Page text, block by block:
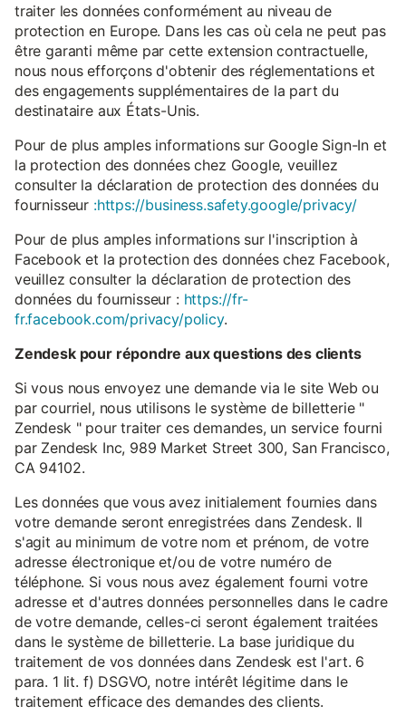
traiter les données conformément au niveau de
protection en Europe. Dans les cas où cela ne peut pas
être garanti même par cette extension contractuelle,
nous nous efforçons d'obtenir des réglementations et
des engagements supplémentaires de la part du
destinataire aux États-Unis.
Pour de plus amples informations sur Google Sign-In et
la protection des données chez Google, veuillez
consulter la déclaration de protection des données du
fournisseur :https://business.safety.google/privacy/
Pour de plus amples informations sur l'inscription à
Facebook et la protection des données chez Facebook,
veuillez consulter la déclaration de protection des
données du fournisseur : https://fr-
fr.facebook.com/privacy/policy.
Zendesk pour répondre aux questions des clients
Si vous nous envoyez une demande via le site Web ou
par courriel, nous utilisons le système de billetterie "
Zendesk " pour traiter ces demandes, un service fourni
par Zendesk Inc, 989 Market Street 300, San Francisco,
CA 94102.
Les données que vous avez initialement fournies dans
votre demande seront enregistrées dans Zendesk. Il
s'agit au minimum de votre nom et prénom, de votre
adresse électronique et/ou de votre numéro de
téléphone. Si vous nous avez également fourni votre
adresse et d'autres données personnelles dans le cadre
de votre demande, celles-ci seront également traitées
dans le système de billetterie. La base juridique du
traitement de vos données dans Zendesk est l'art. 6
para. 1 lit. f) DSGVO, notre intérêt légitime dans le
traitement efficace des demandes des clients.